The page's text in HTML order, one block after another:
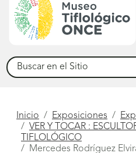
Buscar
Está
aquí
Inicio Exposiciones
VER Y TOCAR :
TIFLOLÓGICO
Mercedes Rodríguez